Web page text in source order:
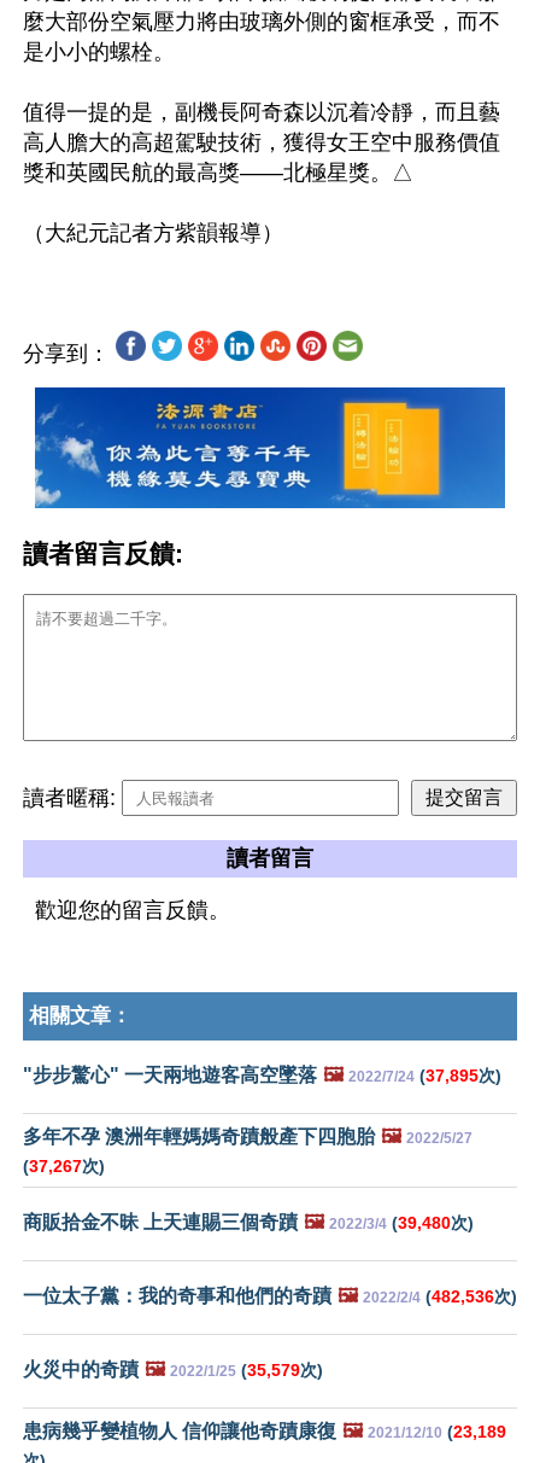
麼大部份空氣壓力將由玻璃外側的窗框承受，而不
是小小的螺栓。
值得一提的是，副機長阿奇森以沉着冷靜，而且藝
高人膽大的高超駕駛技術，獲得女王空中服務價值
獎和英國民航的最高獎——北極星獎。△
分享到：
讀者留言反饋:
讀者暱稱:
讀者留言
歡迎您的留言反饋。
相關文章：
"步步驚心" 一天兩地遊客高空墜落 🖼️ 2022/7/24 (37,895次)
多年不孕 澳洲年輕媽媽奇蹟般產下四胞胎 🖼️ 2022/5/27
(37,267次)
商販拾金不昧 上天連賜三個奇蹟 🖼️ 2022/3/4 (39,480次)
一位太子黨：我的奇事和他們的奇蹟 🖼️ 2022/2/4 (482,536次)
火災中的奇蹟 🖼️ 2022/1/25 (35,579次)
患病幾乎變植物人 信仰讓他奇蹟康復 🖼️ 2021/12/10 (23,189